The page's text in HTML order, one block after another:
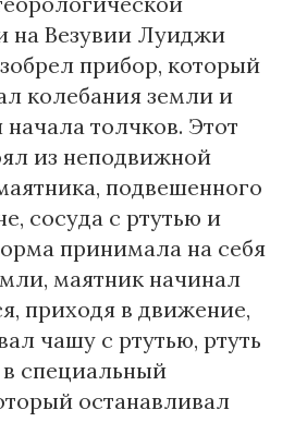
на Везувии Луиджи
прибор, который
колебания земли и
толчков. Этот
из неподвижной
подвешенного
сосуда с ртутью и
принимала на себя
маятник начинал
приходя в движение,
чашу с ртутью, ртуть
специальный
останавливал